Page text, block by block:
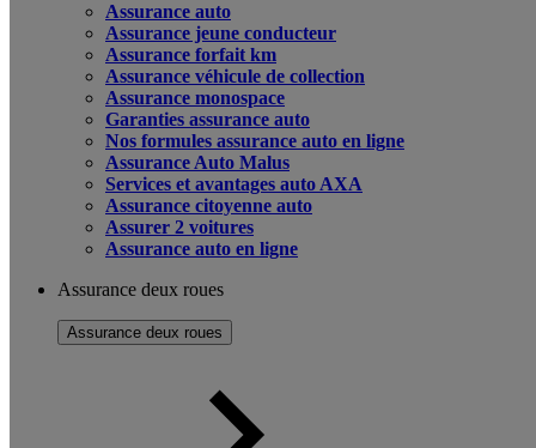
Assurance auto
Assurance jeune conducteur
Assurance forfait km
Assurance véhicule de collection
Assurance monospace
Garanties assurance auto
Nos formules assurance auto en ligne
Assurance Auto Malus
Services et avantages auto AXA
Assurance citoyenne auto
Assurer 2 voitures
Assurance auto en ligne
Assurance deux roues
Assurance deux roues